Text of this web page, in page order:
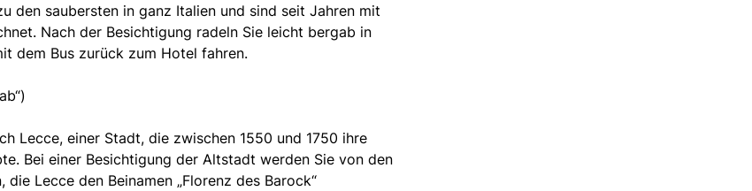
den saubersten in ganz Italien und sind seit Jahren mit
Nach der Besichtigung radeln Sie leicht bergab in
dem Bus zurück zum Hotel fahren.
Lecce, einer Stadt, die zwischen 1550 und 1750 ihre
Bei einer Besichtigung der Altstadt werden Sie von den
Lecce den Beinamen „Florenz des Barock“